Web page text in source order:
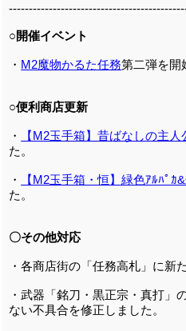
○開催イベント
・ M2魔物かるた任務第二弾を開
○便利商店更新
・ 【M2玉手箱】昔ばなしの主人
た。
・ 【M2玉手箱・恒】緑色ｱﾙﾊﾟｶ
た。
〇その他対応
・各商店街の「任務高札」に新
・武器「銘刀・黒正宗・真打」
ない不具合を修正しました。